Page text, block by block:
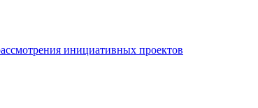
инициативных проектов